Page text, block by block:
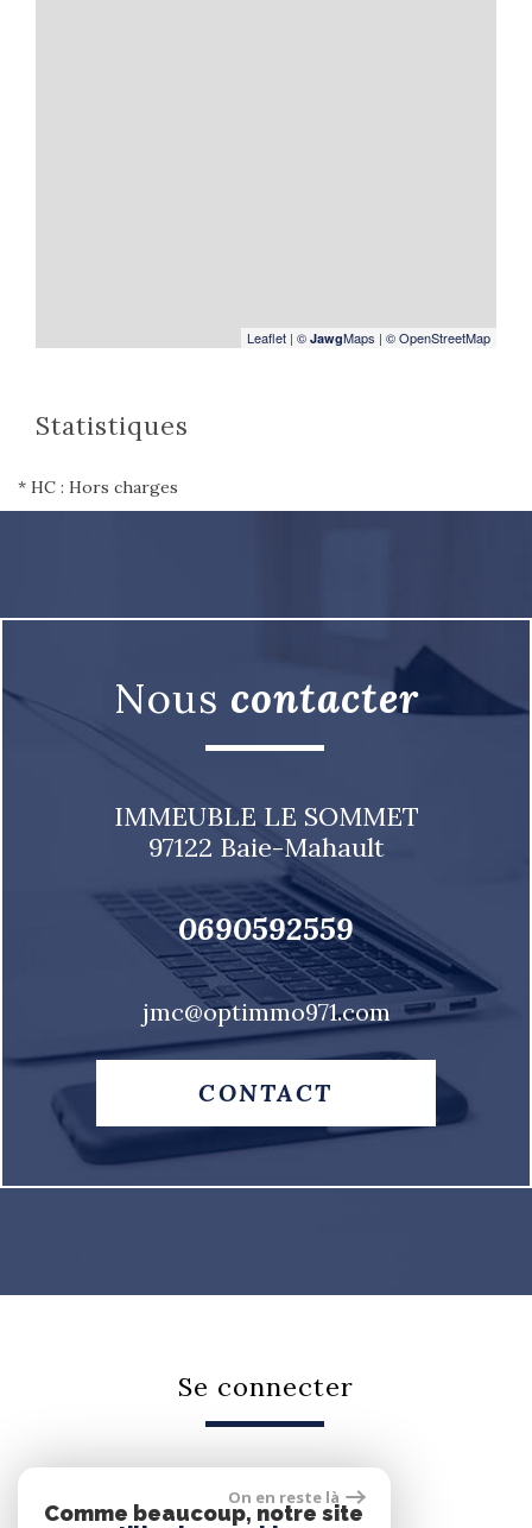
Leaflet | © JawgMaps | © OpenStreetMap
Statistiques
* HC : Hors charges
nous contacter
IMMEUBLE LE SOMMET
97122 Baie-Mahault
0690592559
jmc@optimmo971.com
CONTACT
se connecter
Espace propriétaire
On en reste là
Comme beaucoup, notre site